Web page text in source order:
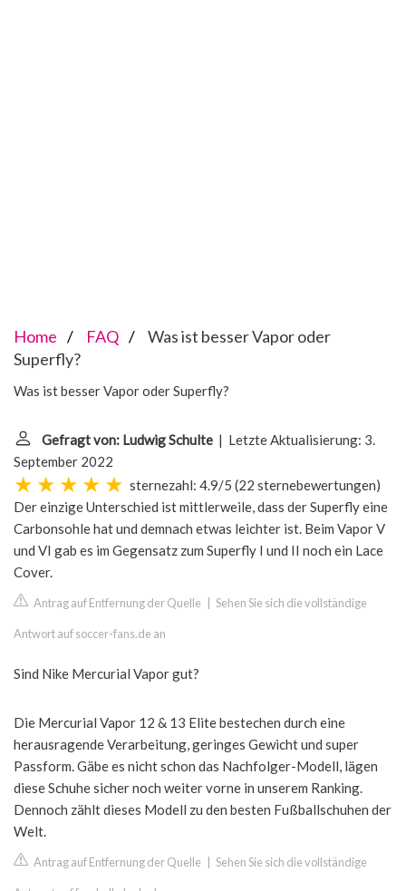
Home FAQ
Was ist besser Vapor oder
Superfly?
Was ist besser Vapor oder Superfly?
Gefragt von: Ludwig Schulte | Letzte Aktualisierung: 3.
September 2022
sternezahl: 4.9/5 (22 sternebewertungen)
Der einzige Unterschied ist mittlerweile, dass der Superfly eine
Carbonsohle hat und demnach etwas leichter ist. Beim Vapor V
und VI gab es im Gegensatz zum Superfly I und II noch ein Lace
Cover.
Antrag auf Entfernung der Quelle Sehen Sie sich die vollständige
Antwort auf soccer-fans.de an
Sind Nike Mercurial Vapor gut?
Die Mercurial Vapor 12 & 13 Elite bestechen durch eine
herausragende Verarbeitung, geringes Gewicht und super
Passform. Gäbe es nicht schon das Nachfolger-Modell, lägen
diese Schuhe sicher noch weiter vorne in unserem Ranking.
Dennoch zählt dieses Modell zu den besten Fußballschuhen der
Welt.
Antrag auf Entfernung der Quelle Sehen Sie sich die vollständige